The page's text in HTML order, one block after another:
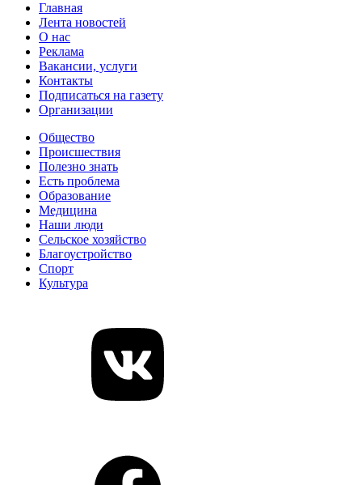
Главная
Лента новостей
О нас
Реклама
Вакансии, услуги
Контакты
Подписаться на газету
Организации
Общество
Происшествия
Полезно знать
Есть проблема
Образование
Медицина
Наши люди
Сельское хозяйство
Благоустройство
Спорт
Культура